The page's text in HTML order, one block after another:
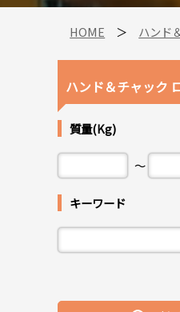
HOME ＞ ハンド
ハンド＆チャック
質量(Kg)
～
キーワード